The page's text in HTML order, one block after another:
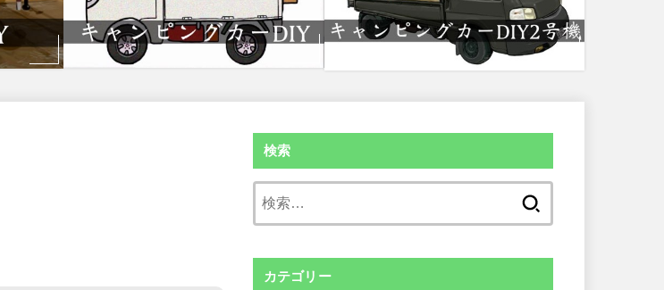
検索
カテゴリー